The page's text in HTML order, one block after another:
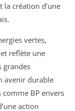
la création d’une
vertes,
reflète une
grandes
avenir durable
comme BP envers
action